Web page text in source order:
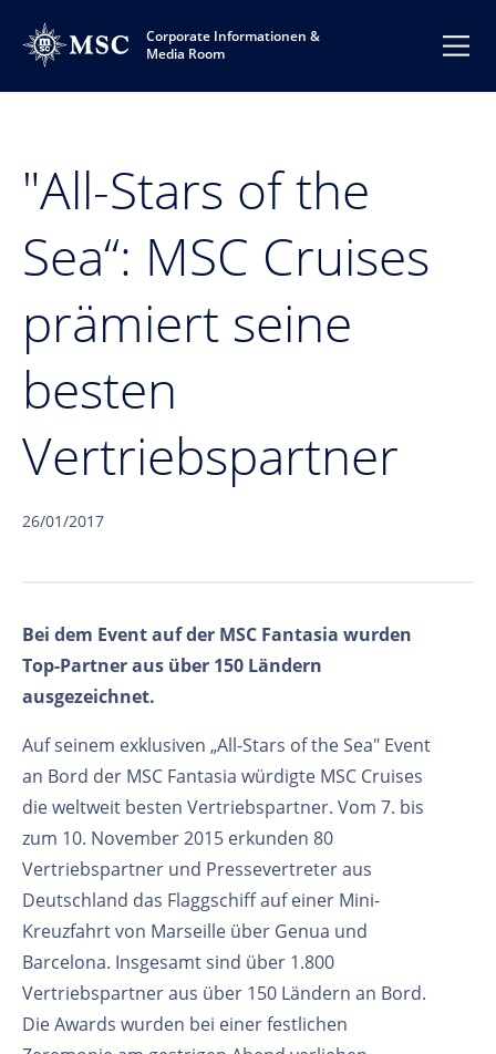
Corporate Informationen &
Media Room
"All-Stars of the
Sea“: MSC Cruises
prämiert seine
besten
Vertriebspartner
26/01/2017
Bei dem Event auf der MSC Fantasia wurden
Top-Partner aus über 150 Ländern
ausgezeichnet.
Auf seinem exklusiven „All-Stars of the Sea" Event
an Bord der MSC Fantasia würdigte MSC Cruises
die weltweit besten Vertriebspartner. Vom 7. bis
zum 10. November 2015 erkunden 80
Vertriebspartner und Pressevertreter aus
Deutschland das Flaggschiff auf einer Mini-
Kreuzfahrt von Marseille über Genua und
Barcelona. Insgesamt sind über 1.800
Vertriebspartner aus über 150 Ländern an Bord.
Die Awards wurden bei einer festlichen